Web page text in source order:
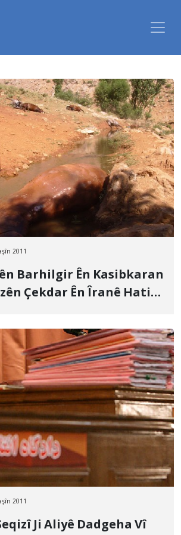
2011
Barhilgir Ên Kasibkaran
Çekdar Ên Îranê Hatin
2011
Ji Aliyê Dadgeha Vî